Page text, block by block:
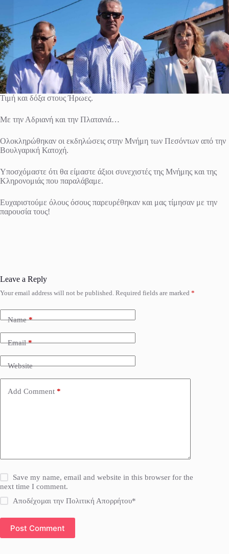
Τιμή και δόξα στους Ήρωες.
Με την Αδριανή και την Πλατανιά…
Ολοκληρώθηκαν οι εκδηλώσεις στην Μνήμη των Πεσόντων από την
Βουλγαρική Κατοχή.
Υποσχόμαστε ότι θα είμαστε άξιοι συνεχιστές της Μνήμης και της
Κληρονομιάς που παραλάβαμε.
Ευχαριστούμε όλους όσους παρευρέθηκαν και μας τίμησαν με την
παρουσία τους!
Leave a Reply
Your email address will not be published. Required fields are marked *
Name*
Email*
Website
Add Comment *
Save my name, email and website in this browser for the
next time I comment.
Αποδέχομαι την Πολιτική Απορρήτου*
Post Comment